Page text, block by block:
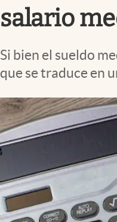
salario
Si bien el sueldo
que se traduce en